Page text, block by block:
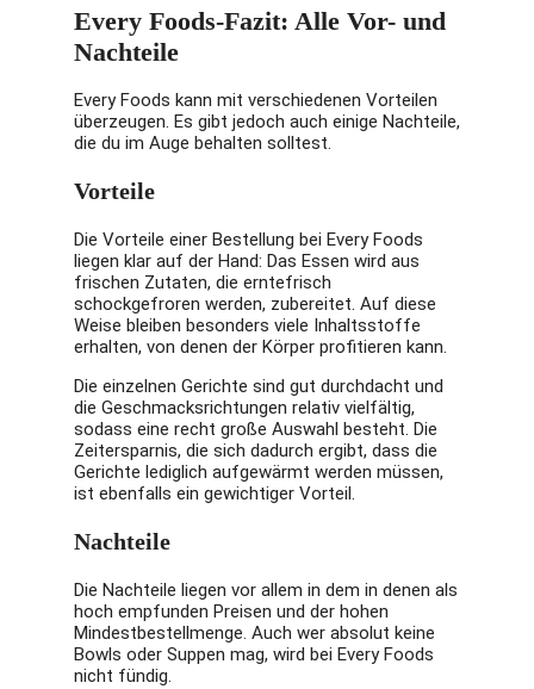
Every Foods-Fazit: Alle Vor- und
Nachteile
Every Foods kann mit verschiedenen Vorteilen
überzeugen. Es gibt jedoch auch einige Nachteile,
die du im Auge behalten solltest.
Vorteile
Die Vorteile einer Bestellung bei Every Foods
liegen klar auf der Hand: Das Essen wird aus
frischen Zutaten, die erntefrisch
schockgefroren werden, zubereitet. Auf diese
Weise bleiben besonders viele Inhaltsstoffe
erhalten, von denen der Körper profitieren kann.
Die einzelnen Gerichte sind gut durchdacht und
die Geschmacksrichtungen relativ vielfältig,
sodass eine recht große Auswahl besteht. Die
Zeitersparnis, die sich dadurch ergibt, dass die
Gerichte lediglich aufgewärmt werden müssen,
ist ebenfalls ein gewichtiger Vorteil.
Nachteile
Die Nachteile liegen vor allem in dem in denen als
hoch empfunden Preisen und der hohen
Mindestbestellmenge. Auch wer absolut keine
Bowls oder Suppen mag, wird bei Every Foods
nicht fündig.